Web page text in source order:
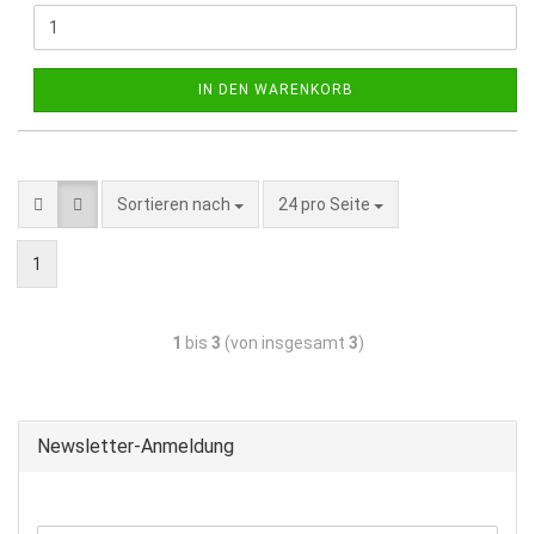
IN DEN WARENKORB
Sortieren nach 24 pro Seite
1
1 bis 3 (von insgesamt 3)
Newsletter-Anmeldung